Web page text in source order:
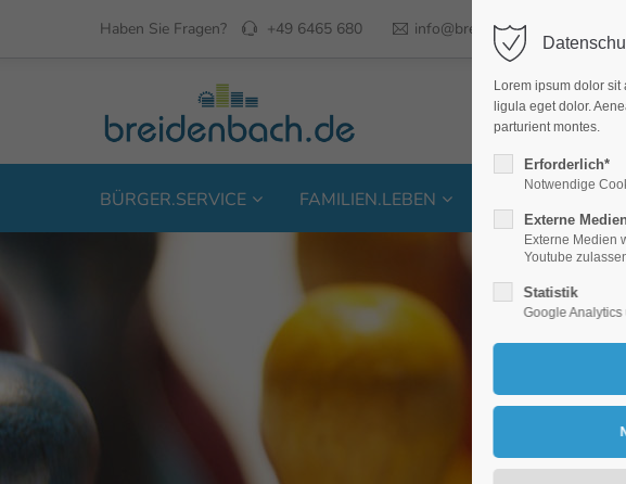
Haben Sie Fragen? +49 6465 680 info@breidenbach.de
BÜRGER.SERVICE FAMILIEN.LEBEN
Lorem ipsum dolor
ligula eget dolor.
parturient montes.
Erforderlich*
Notwendige
Externe Medien
Externe Medien
Youtube
Statistik
Google